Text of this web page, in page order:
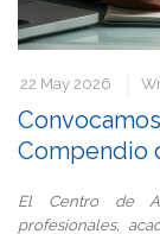
22 May 2026
Compendio
El Centro de
profesionales,